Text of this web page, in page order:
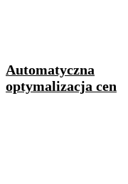
Automatyczna
optymalizacja cen